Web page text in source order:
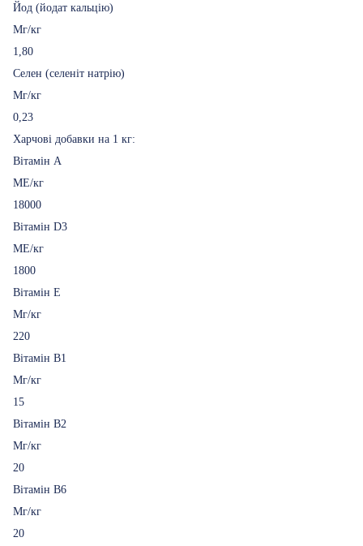
Йод (йодат кальцію)
Мг/кг
1,80
Селен (селеніт натрію)
Мг/кг
0,23
Харчові добавки на 1 кг:
Вітамін A
МЕ/кг
18000
Вітамін D3
МЕ/кг
1800
Вітамін E
Мг/кг
220
Вітамін B1
Мг/кг
15
Вітамін B2
Мг/кг
20
Вітамін B6
Мг/кг
20